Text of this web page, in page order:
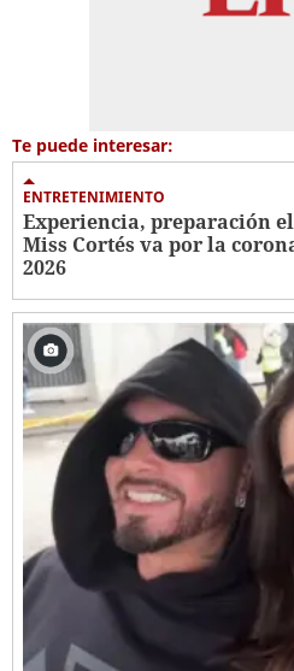
Te puede interesar:
ENTRETENIMIENTO
Experiencia, preparación
Miss Cortés va por la
2026